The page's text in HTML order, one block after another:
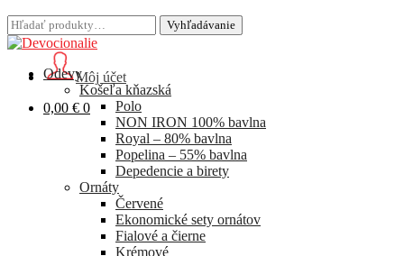
Hľadať: Vyhľadávanie
Môj účet
0,00 € 0
Hľadať: Vyhľadávanie
Odevy
Košeľa kňazská
Polo
NON IRON 100% bavlna
Royal – 80% bavlna
Popelina – 55% bavlna
Depedencie a birety
Ornáty
Červené
Ekonomické sety ornátov
Fialové a čierne
Krémové